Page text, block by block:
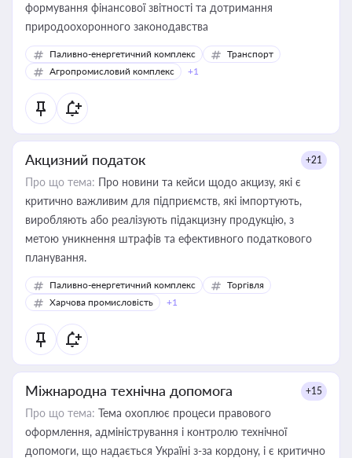
формування фінансової звітності та дотримання
природоохоронного законодавства
Паливно-енергетичний комплекс
Транспорт
Агропромисловий комплекс
+1
Акцизний податок +21
Про що тема: Про новини та кейси щодо акцизу, які є
критично важливим для підприємств, які імпортують,
виробляють або реалізують підакцизну продукцію, з
метою уникнення штрафів та ефективного податкового
планування.
Паливно-енергетичний комплекс
Торгівля
Харчова промисловість
+1
Міжнародна технічна допомога +15
Про що тема: Тема охоплює процеси правового
оформлення, адміністрування і контролю технічної
допомоги, що надається Україні з-за кордону, і є критично